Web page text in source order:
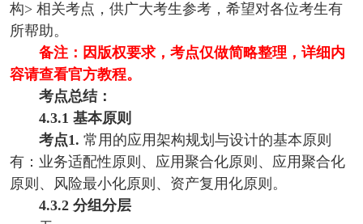
构> 相关考点，供广大考生参考，希望对各位考生有
所帮助。
备注：因版权要求，考点仅做简略整理，详细内
容请查看官方教程。
考点总结：
4.3.1 基本原则
考点1. 常用的应用架构规划与设计的基本原则
有：业务适配性原则、应用聚合化原则、应用聚合化
原则、风险最小化原则、资产复用化原则。
4.3.2 分组分层